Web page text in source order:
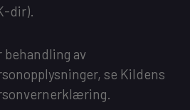
dir).
behandling av
se Kildens
.